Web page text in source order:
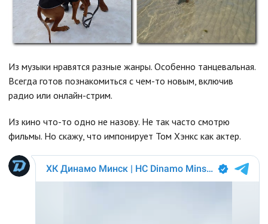
Из музыки нравятся разные жанры. Особенно танцевальная.
Всегда готов познакомиться с чем-то новым, включив
радио или онлайн-стрим.
Из кино что-то одно не назову. Не так часто смотрю
фильмы. Но скажу, что импонирует Том Хэнкс как актер.